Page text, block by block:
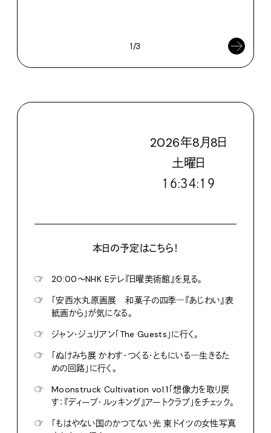
1/3
2026年8月8日
土曜日
１６:３４:２０
本日の予定はこちら！
☞
20:00〜NHK Eテレ『日曜美術館』を見る。
☞
「安西水丸原画展 和菓子の四季―『あじわい』表
紙画から」が気になる。
☞
ジャン・ジュリアン「The Guests」に行く。
☞
「ぬけみち展 かわす・つくる・ともにいる―生きるた
めの回路」に行く。
☞
Moonstruck Cultivation vol.1「想像力を取り戻
す：『ディープ・ルッキング』アートクラブ」をチェック。
☞
「もはやない国のかつてない光 東ドイツの女性写真